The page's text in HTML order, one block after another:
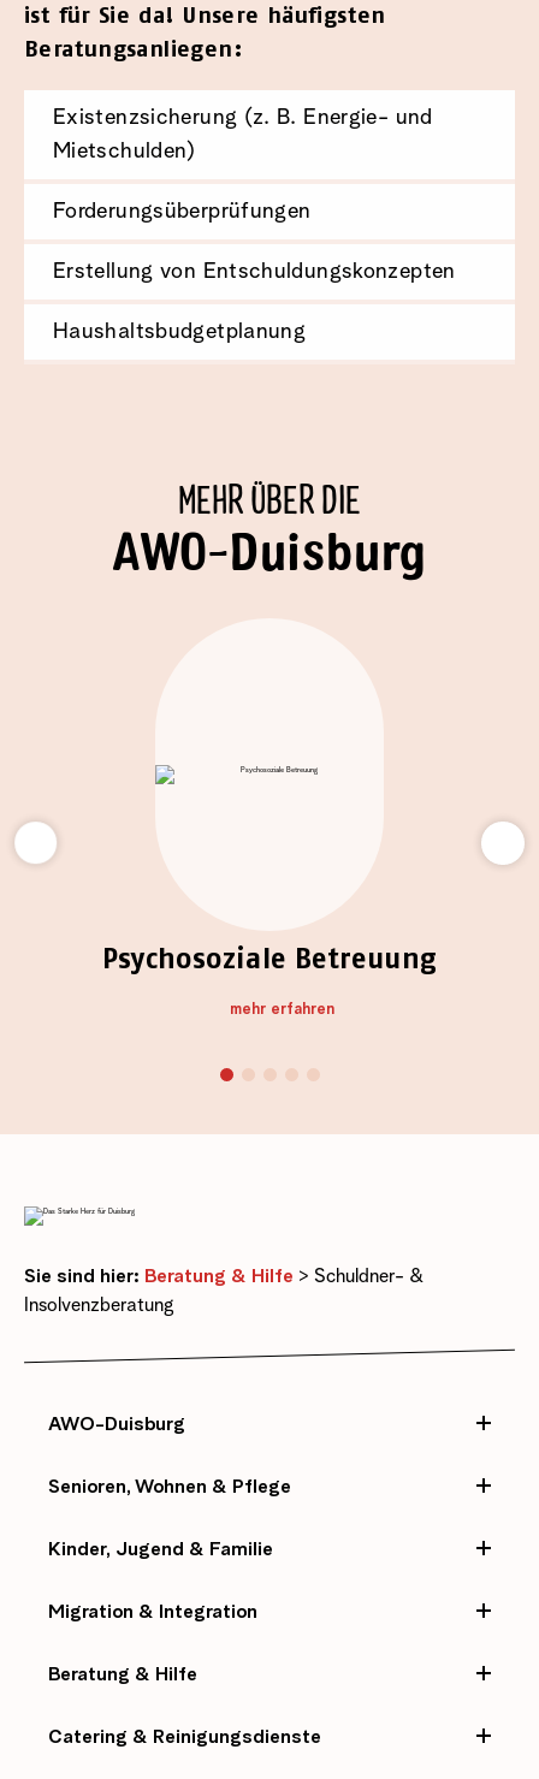
ist für Sie da! Unsere häufigsten
Beratungsanliegen:
Existenzsicherung (z. B. Energie- und
Mietschulden)
Forderungsüberprüfungen
Erstellung von Entschuldungskonzepten
Haushaltsbudgetplanung
MEHR ÜBER DIE
AWO-Duisburg
Psychosoziale Betreuung
mehr erfahren
Sie sind hier: Beratung & Hilfe > Schuldner- &
Insolvenzberatung
AWO-Duisburg
Senioren, Wohnen & Pflege
Kinder, Jugend & Familie
Migration & Integration
Beratung & Hilfe
Catering & Reinigungsdienste